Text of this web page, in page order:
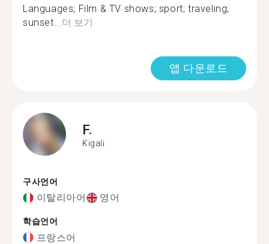
Languages; Film & TV shows; sport; traveling;
sunset... 더 보기
앱 다운로드
F.
Kigali
구사언어
이탈리아어 영어
학습언어
프랑스어